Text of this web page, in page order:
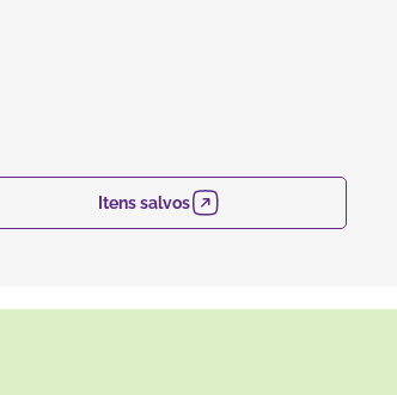
Itens salvos